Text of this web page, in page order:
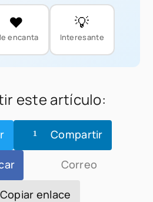
❤️
encanta
💡
Interesante
este artículo:
Compartir
Correo
Copiar enlace